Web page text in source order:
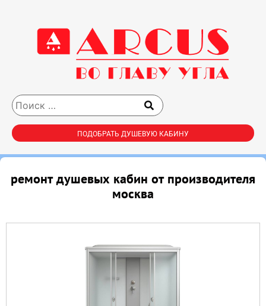
ПОДОБРАТЬ ДУШЕВУЮ КАБИНУ
ремонт душевых кабин от производителя
москва